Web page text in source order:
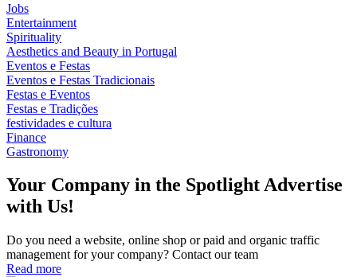
Jobs
Entertainment
Spirituality
Aesthetics and Beauty in Portugal
Eventos e Festas
Eventos e Festas Tradicionais
Festas e Eventos
Festas e Tradições
festividades e cultura
Finance
Gastronomy
Your Company in the Spotlight Advertise
with Us!
Do you need a website, online shop or paid and organic traffic
management for your company? Contact our team
Read more